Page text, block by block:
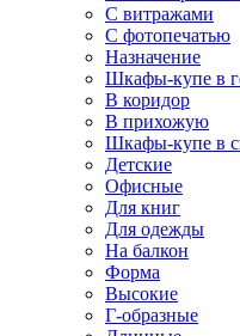
С витражами
С фотопечатью
Назначение
Шкафы-купе в
В коридор
В прихожую
Шкафы-купе в
Детские
Офисные
Для книг
Для одежды
На балкон
Форма
Высокие
Г-образные